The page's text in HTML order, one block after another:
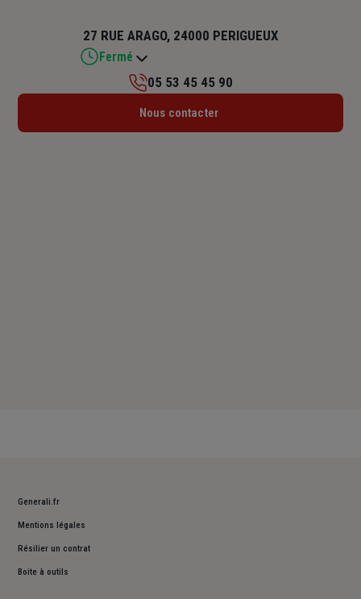
27 RUE ARAGO, 24000 PERIGUEUX
Fermé
Lundi : 09h – 12h / 13h30 – 17h30
05 53 45 45 90
Nous contacter
Generali.fr
Mentions légales
Résilier un contrat
Boite à outils